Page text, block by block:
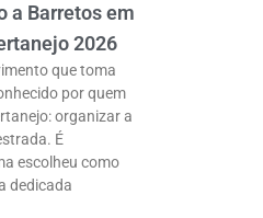
a Barretos em
2026
que toma
por quem
organizar a
É
escolheu como
dedicada